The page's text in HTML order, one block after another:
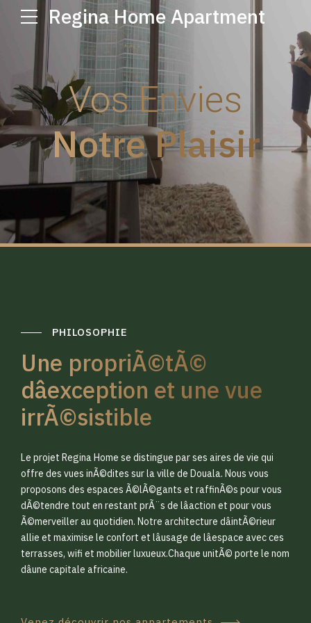
Regina Home Apartment
Vos Envies
Notre Plaisir
PHILOSOPHIE
Une propriÃ©tÃ©
dâexception et une vue
irrÃ©sistible
Le projet Regina Home se distingue par ses aires de vie qui
offre des vues inÃ©dites sur la ville de Douala. Nous vous
proposons des espaces Ã©lÃ©gants et raffinÃ©s pour vous
dÃ©tendre tout en restant prÃ¨s de lâaction et pour vous
Ã©merveiller au quotidien. Notre architecture dâintÃ©rieur
allie et maximise le confort et lâusage de lâespace avec ces
terrasses, wifi et mobilier luxueux.Chaque unitÃ© porte le nom
dâune capitale africaine.
0
1
2
3
0
1
2
3